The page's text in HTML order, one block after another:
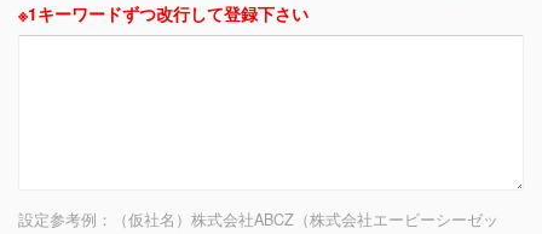
※1キーワードずつ改行して登録下さい
設定参考例：（仮社名）株式会社ABCZ（株式会社エービーシーゼッ